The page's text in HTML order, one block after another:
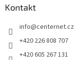
Kontakt
info@centernet.cz
+420 226 808 707
+420 605 267 131